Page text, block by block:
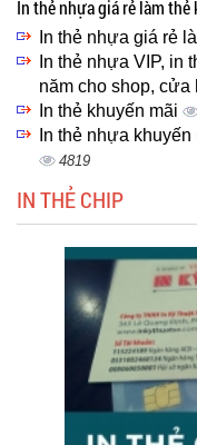
In thẻ nhựa giá rẻ làm thẻ
In thẻ nhựa giá rẻ
In thẻ nhựa VIP, in
năm cho shop, cửa
In thẻ khuyến mãi
In thẻ nhựa
4819
IN THẺ CHIP